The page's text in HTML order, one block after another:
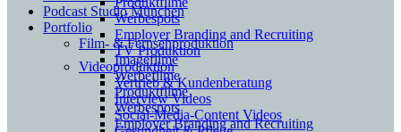
Werbespots
Employer Branding and Recruiting
TV Produktion
Videoproduktion
Vertrieb & Kundenberatung
Interview Videos
Social-Media-Content Videos
Podcast Studio München
Portfolio
Film- & Fernsehproduktion
Imagefilme
Werbefilme
Produktfilme
Werbespots
Employer Branding and Recruiting